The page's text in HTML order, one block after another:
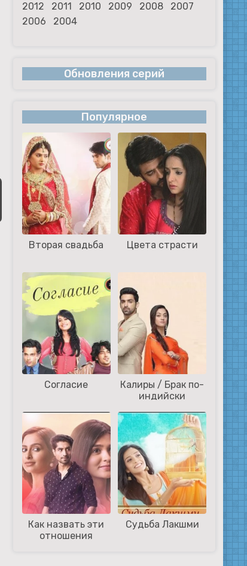
2012
2011 2010 2009 2008
2007
2006
2004
Обновления серий
Популярное
Вторая свадьба Цвета страсти
Согласие
Калиры / Брак по-
индийски
Как назвать эти
отношения
Судьба Лакшми